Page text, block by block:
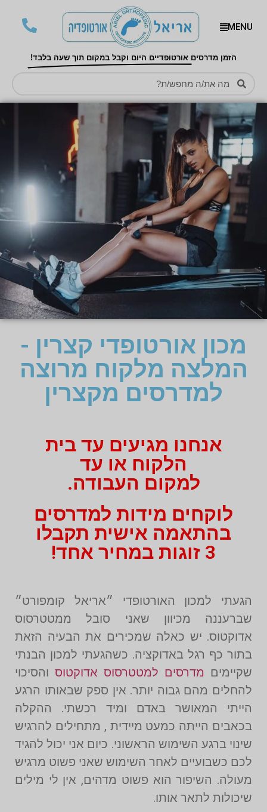
MENU
הזמן מדרסים אורטופדיים היום וקבל במקום תוך שעה בלבד!
מכון אורטופדי קצרין -
המלצה מלקוח מרוצה
למדרסים מקצרין
אנחנו מגיעים עד בית
הלקוח או עד
למקום העבודה.
לוקחים מידות למדרסים
בהתאמה אישית תקבלו
3 זוגות במחיר אחד!
הגעתי למכון האורטופדי ״אריאל קומפורט״
שברעננה מכיוון שאני סובל ממטטרסוס
אדוקטוס. יש כאלה שמכירים את הבעיה הזאת
בתור כף רגל באדוקציה. כשהגעתי למכון הבנתי
שקיימים מדרסים למטטרסוס אדוקטוס והסיכוי
להחלים מהם גבוה יותר. אין ספק שבאותו הרגע
הייתי המאושר באדם ומיד רכשתי. ההקלה
בכאבים הייתה כמעט מיידית , מתחילים להרגיש
שינוי ברגע השימוש הראשוני. כיום אני יכול להגיד
לכם כשבועיים לאחר השימוש שאני פשוט מרגיש
מעולה. השיפור הוא פשוט מדהים, אין לי מילים
שיכולות לתאר אותו.